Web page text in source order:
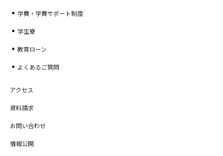
学費・学費サポート制度
学生寮
教育ローン
よくあるご質問
アクセス
資料請求
お問い合わせ
情報公開